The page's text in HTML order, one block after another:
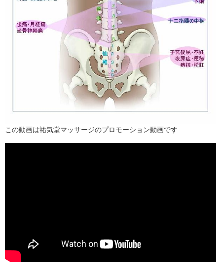
この動画は祐気堂マッサージのプロモーション動画です